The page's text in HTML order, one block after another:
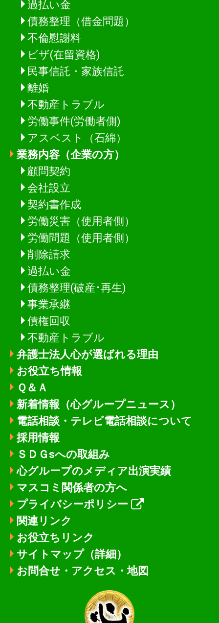
過払い金
債務整理（借金問題）
不倫慰謝料
ビザ(在留資格)
民事信託・家族信託
離婚
不動産トラブル
労働事件(労働者側)
アスベスト（石綿）
業務内容（企業の方）
顧問契約
会社設立
契約書作成
労働災害（使用者側）
労働問題（使用者側）
削除請求
過払い金
債務整理(破産･再生)
事業承継
債権回収
不動産トラブル
弁護士法人心が選ばれる理由
お役立ち情報
Ｑ＆Ａ
新着情報 （心グループニュース）
電話相談・テレビ電話相談について
採用情報
ＳＤＧsへの取組み
心グループのメディア出演実績
マスコミ関係者の方へ
プライバシーポリシー
関連リンク
お役立ちリンク
サイトマップ（詳細）
お問合せ・アクセス・地図